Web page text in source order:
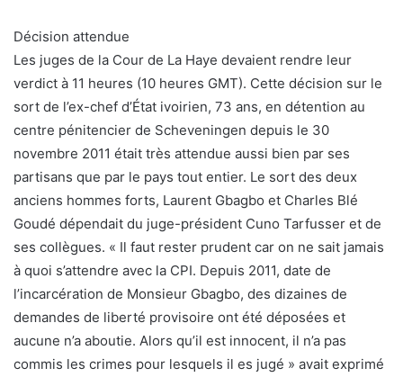
Décision attendue
Les juges de la Cour de La Haye devaient rendre leur
verdict à 11 heures (10 heures GMT). Cette décision sur le
sort de l’ex-chef d’État ivoirien, 73 ans, en détention au
centre pénitencier de Scheveningen depuis le 30
novembre 2011 était très attendue aussi bien par ses
partisans que par le pays tout entier. Le sort des deux
anciens hommes forts, Laurent Gbagbo et Charles Blé
Goudé dépendait du juge-président Cuno Tarfusser et de
ses collègues. « Il faut rester prudent car on ne sait jamais
à quoi s’attendre avec la CPI. Depuis 2011, date de
l’incarcération de Monsieur Gbagbo, des dizaines de
demandes de liberté provisoire ont été déposées et
aucune n’a aboutie. Alors qu’il est innocent, il n’a pas
commis les crimes pour lesquels il es jugé » avait exprimé